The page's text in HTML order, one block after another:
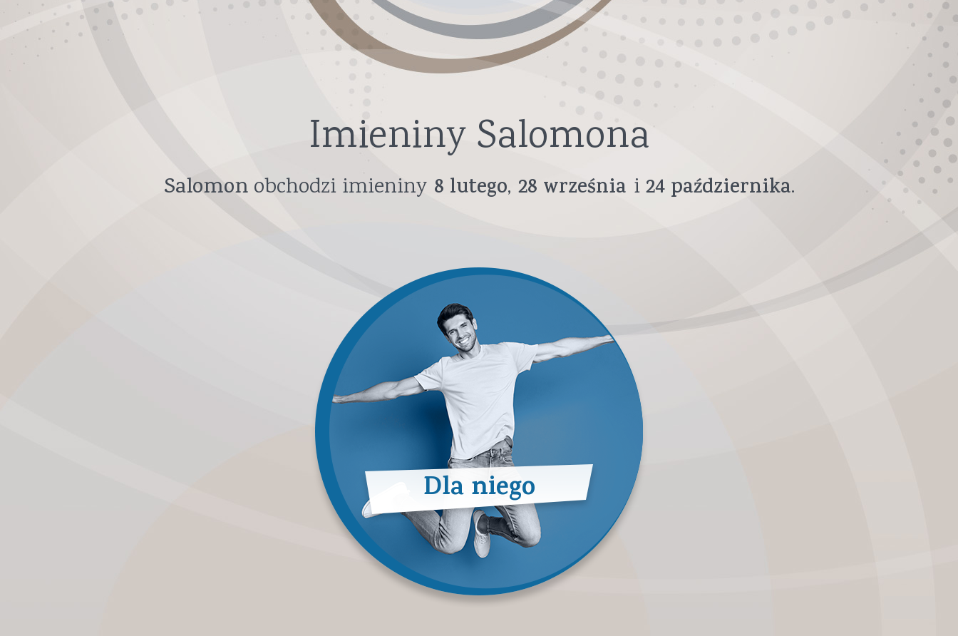
Imieniny Salomona
Salomonobchodzi imieniny 8 lutego 28 września 24 października
Dla niego